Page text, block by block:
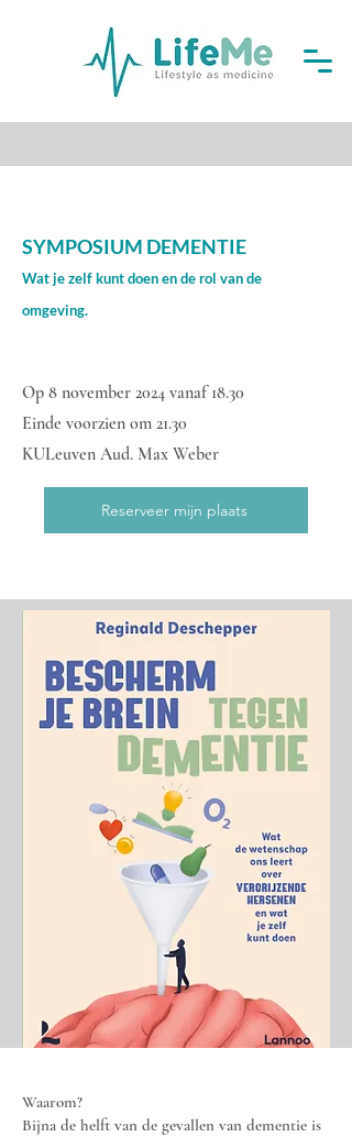
SYMPOSIUM DEMENTIE
Wat je zelf kunt doen en de rol van de
omgeving.
Op 8 november 2024 vanaf 18.30
Einde voorzien om 21.30
KULeuven Aud. Max Weber
Reserveer mijn plaats
Waarom?
Bijna de helft van de gevallen van dementie is